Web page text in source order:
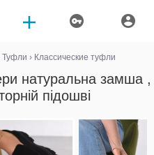
Туфли › Классические туфли
натуральна замша ,
підошві